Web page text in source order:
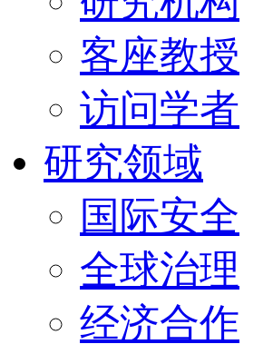
客座教授
访问学者
研究领域
国际安全
全球治理
经济合作